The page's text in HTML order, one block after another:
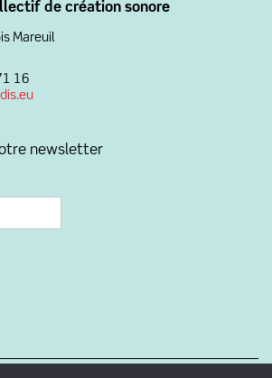
de création sonore
Mareuil
16
newsletter